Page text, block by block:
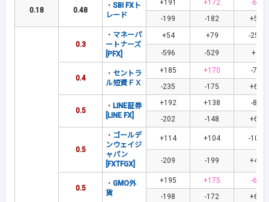
0.18 0.48
・ SBI FXト
レード
+191 +172
-63
-199
-182 +58
0.3
・ マネーパ
ートナーズ
[PFX]
+54 +79 -254
-596 -529 +1
0.4
・ セントラ
ル短資ＦＸ
+185 +170
-70
-235
-175 +69
0.5
・ LINE証券
[LINE FX]
+192 +138
-84
-202
-148 +69
0.5
・ ゴールデ
ンウェイジ
ャパン
[FXTFGX]
+114 +104 -101
-209 -199 +41
0.5
・ GMO外
貨
+195 +175
-60
-198
-172 +63